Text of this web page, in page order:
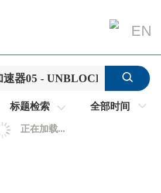
EN
标题检索 全部时间
正在加载...